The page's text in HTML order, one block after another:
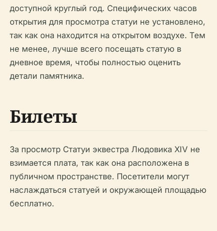
доступной круглый год. Специфических часов
открытия для просмотра статуи не установлено,
так как она находится на открытом воздухе. Тем
не менее, лучше всего посещать статую в
дневное время, чтобы полностью оценить
детали памятника.
Билеты
За просмотр Статуи эквестра Людовика XIV не
взимается плата, так как она расположена в
публичном пространстве. Посетители могут
наслаждаться статуей и окружающей площадью
бесплатно.